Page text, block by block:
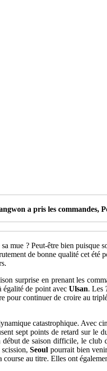
a pris les commandes,
mue ? Peut-être bien puisque
de bonne qualité cet été
surprise en prenant les
égalité de point avec Ulsan. Les
pour continuer de croire au
catastrophique. Avec
sept points de retard sur le
début de saison difficile, le
scission,Seoul pourrait bien
course au titre. Elles ont